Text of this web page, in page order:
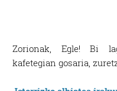
Zorionak, Egle! Bi
kafetegian gosaria,